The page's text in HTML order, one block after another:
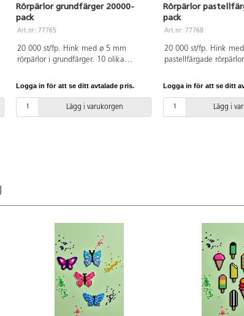
Rörpärlor grundfärger 20000-
pack
Art.nr: 77765
20 000 st/fp. Hink med ø 5 mm
rörpärlor i grundfärger. 10 olika
2,5 mm. Av PE. PVC-fri. Går att
licensnummer 3095 0007. Från 3 år.
Logga in för att se ditt avtalade pris.
Lägg i varukorgen
Rörpärlor
pack
Art.nr: 77768
20 000 st/fp. Hink
pastellfärgade
PVC-fri. Går att
licensnummer 3095
Logga in för att se ditt
Lägg i